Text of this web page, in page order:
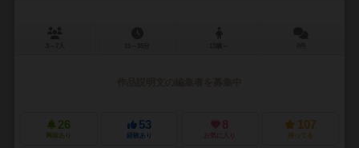
26
興味あり
53
経験あり
8
お気に入り
107
持ってる